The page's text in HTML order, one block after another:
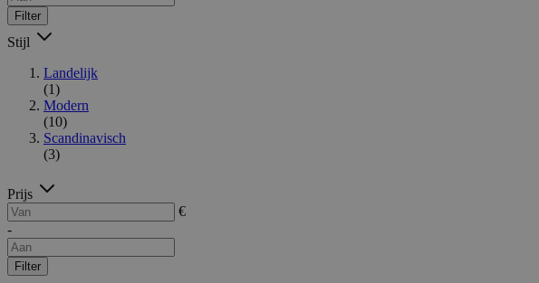
Filter
Stijl
Landelijk
(1)
Modern
(10)
Scandinavisch
(3)
Prijs
€
-
Filter